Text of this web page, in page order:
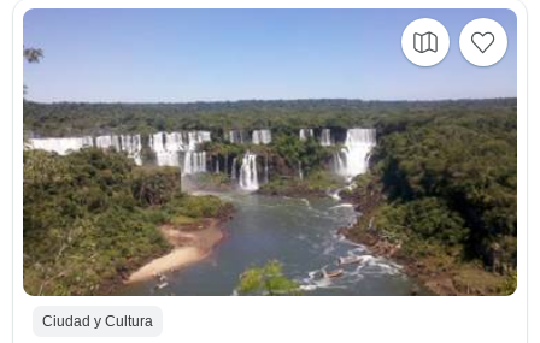
Ciudad y Cultura